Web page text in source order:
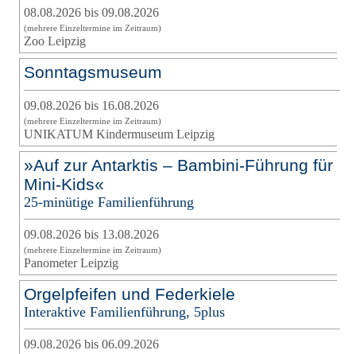
08.08.2026 bis 09.08.2026
(mehrere Einzeltermine im Zeitraum)
Zoo Leipzig
Sonntagsmuseum
09.08.2026 bis 16.08.2026
(mehrere Einzeltermine im Zeitraum)
UNIKATUM Kindermuseum Leipzig
»Auf zur Antarktis – Bambini-Führung für
Mini-Kids«
25-minütige Familienführung
09.08.2026 bis 13.08.2026
(mehrere Einzeltermine im Zeitraum)
Panometer Leipzig
Orgelpfeifen und Federkiele
Interaktive Familienführung, 5plus
09.08.2026 bis 06.09.2026